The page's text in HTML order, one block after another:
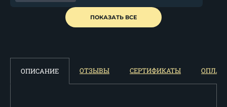
Нож Пехотинец ELMAX
мельхиор...
Нож Пехотинец S390
мельхиор...
ПОКАЗАТЬ ВСЕ
ОПИСАНИЕ ОТЗЫВЫ СЕРТИФИКАТЫ